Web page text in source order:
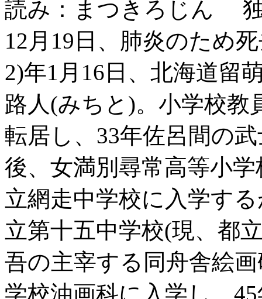
読み：まつきろじん 独
12月19日、肺炎のため
2)年1月16日、北海道留
路人(みちと)。小学校
転居し、33年佐呂間の
後、女満別尋常高等小
立網走中学校に入学す
立第十五中学校(現、都
吾の主宰する同舟舎絵
学校油画科に入学し、